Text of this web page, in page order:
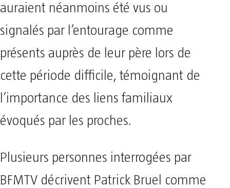
auraient néanmoins été vus ou
signalés par l’entourage comme
présents auprès de leur père lors de
cette période difficile, témoignant de
l’importance des liens familiaux
évoqués par les proches.
Plusieurs personnes interrogées par
BFMTV décrivent Patrick Bruel comme